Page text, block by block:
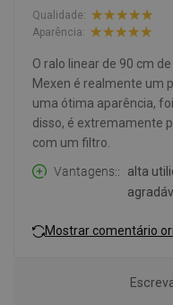
Qualidade:
Aparência:
O ralo linear de 90 cm
Mexen é realmente um
uma ótima aparência,
disso, é extremamente
com um filtro.
Vantagens:
alta
Mostrar comentário